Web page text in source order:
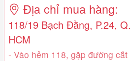
Địa chỉ mua hàng:
118/19 Bạch Đằng, P.24,
HCM
- Vào hẻm 118, gặp đường